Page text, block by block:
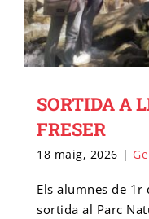
SORTIDA A
FRESER
18 maig, 2026 |
Els alumnes de 1r
sortida al Parc